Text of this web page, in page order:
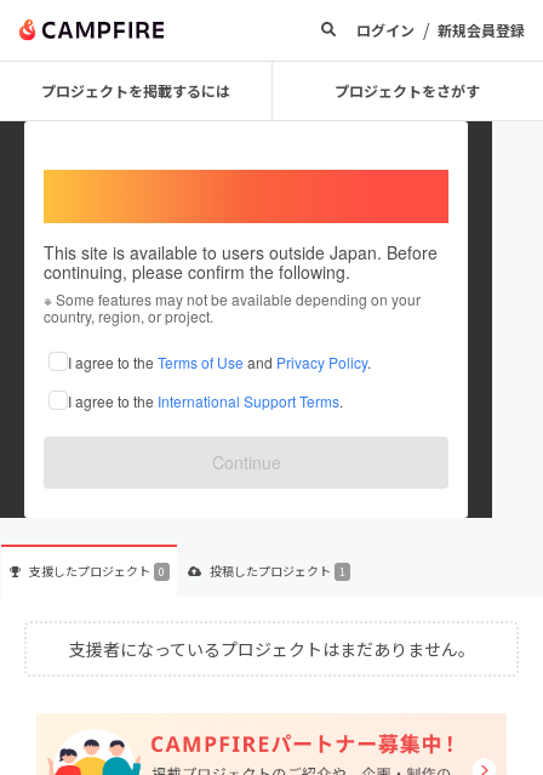
ログイン / 新規会員登録
プロジェクトを掲載するには プロジェクトをさがす
This site is available to users outside Japan. Before
continuing, please confirm the following.
※ Some features may not be available depending on your
country, region, or project.
I agree to the Terms of Use and Privacy Policy.
I agree to the International Support Terms.
Continue
rina_matunaga
これまでに1件のプロジェクトを投稿しています
在住国：日本 現在地：千葉県
出身国：日本 出身地：千葉県
支援したプロジェクト 0 投稿したプロジェクト 1
支援者になっているプロジェクトはまだありません。